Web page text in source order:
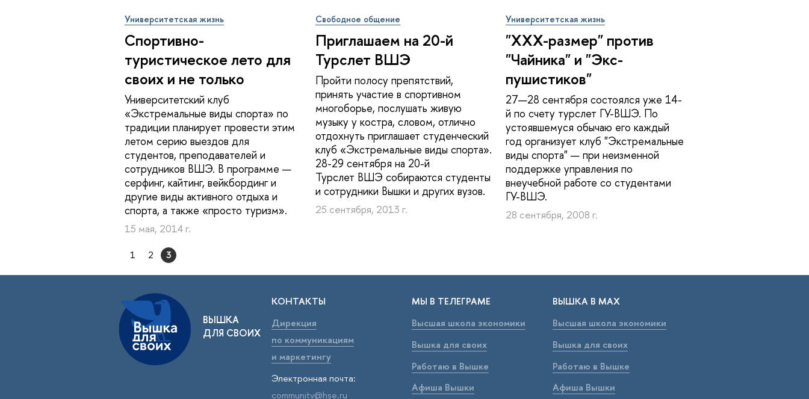
Университетская жизнь
Спортивно-
туристическое лето для
своих и не только
Университетский клуб
«Экстремальные виды спорта» по
традиции планирует провести этим
летом серию выездов для
студентов, преподавателей и
сотрудников ВШЭ. В программе —
серфинг, кайтинг, вейкбординг и
другие виды активного отдыха и
спорта, а также «просто туризм».
15 мая, 2014 г.
Свободное общение
Приглашаем на 20-й
Турслет ВШЭ
Пройти полосу препятствий,
принять участие в спортивном
многоборье, послушать живую
музыку у костра, словом, отлично
отдохнуть приглашает студенческий
клуб «Экстремальные виды спорта».
28-29 сентября на 20-й
Турслет ВШЭ собираются студенты
и сотрудники Вышки и других вузов.
25 сентября, 2013 г.
Университетская жизнь
"ХХХ-размер" против
"Чайника" и "Экс-
пушистиков"
27—28 сентября состоялся уже 14-
й по счету турслет ГУ-ВШЭ. По
устоявшемуся обычаю его каждый
год организует клуб "Экстремальные
виды спорта" — при неизменной
поддержке управления по
внеучебной работе со студентами
ГУ-ВШЭ.
28 сентября, 2008 г.
1 2 3
ВЫШКА
ДЛЯ СВОИХ
КОНТАКТЫ
Дирекция
по коммуникациям
и маркетингу
Электронная почта:
community@hse.ru
МЫ В ТЕЛЕГРАМЕ
Высшая школа экономики
Вышка для своих
Работаю в Вышке
Афиша Вышки
ВЫШКА В МАХ
Высшая школа экономики
Вышка для своих
Работаю в Вышке
Афиша Вышки